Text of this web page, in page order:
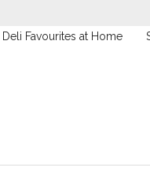
Deli Favourites at Home